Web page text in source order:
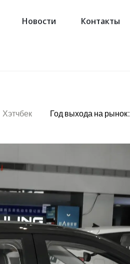
Новости Контакты
Хэтчбек Год выхода на рынок: